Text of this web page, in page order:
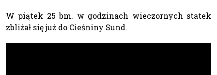
W piątek 25 bm. w godzinach wieczornych statek
zbliżał się już do Cieśniny Sund.